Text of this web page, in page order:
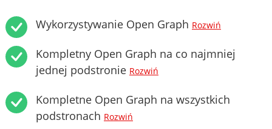
Wykorzystywanie Open Graph Rozwiń
Kompletny Open Graph na co najmniej
jednej podstronie Rozwiń
Kompletne Open Graph na wszystkich
podstronach Rozwiń